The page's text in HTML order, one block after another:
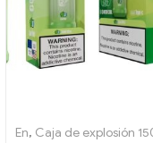
En, Caja de explosión 15000